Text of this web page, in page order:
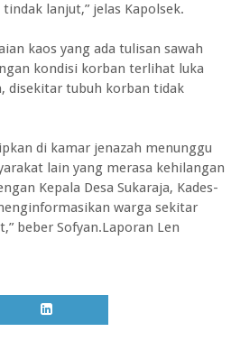
lanjut,” jelas Kapolsek.
kaos yang ada tulisan sawah
kondisi korban terlihat luka
disekitar tubuh korban tidak
di kamar jenazah menunggu
lain yang merasa kehilangan
Kepala Desa Sukaraja, Kades-
warga sekitar
beber Sofyan.Laporan Len